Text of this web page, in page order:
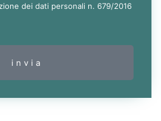
dei dati personali n. 679/2016
invia